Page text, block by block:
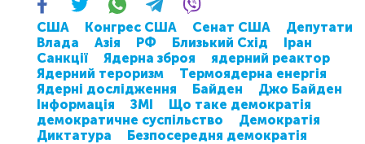
США Конгрес США Сенат США
Депутати
Влада
Азія РФ Близький Схід
Іран
Санкції
Ядерна зброя
ядерний реактор
Ядерний тероризм
Термоядерна енергія
Ядерні дослідження
Байден
Джо Байден
Інформація
ЗМІ
Що таке демократія
демократичне суспільство
Демократія
Диктатура
Безпосередня демократія